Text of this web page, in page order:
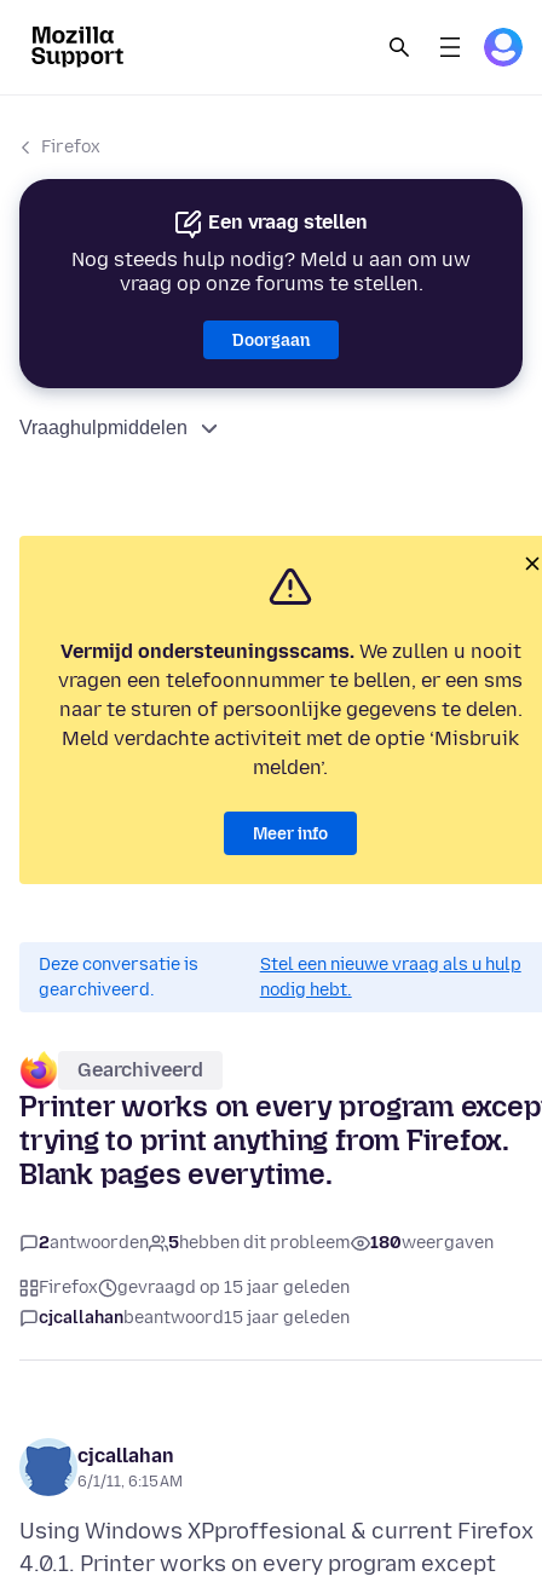
Firefox
Een vraag stellen
Nog steeds hulp nodig? Meld u aan om uw
vraag op onze forums te stellen.
Doorgaan
Vraaghulpmiddelen
Vermijd ondersteuningsscams.We zullen u nooit
vragen een telefoonnummer te bellen, er een sms
naar te sturen of persoonlijke gegevens te delen.
Meld verdachte activiteit met de optie ‘Misbruik
melden’.
Meer info
Deze conversatie is
gearchiveerd.
Stel een nieuwe vraag als u hulp
nodig hebt.
Gearchiveerd
Printer works on every program
trying to print anything from Firefox.
Blank pages everytime.
2antwoorden 5hebben dit probleem 180weergaven
Firefox
gevraagd op 15 jaar geleden
cjcallahanbeantwoord15 jaar geleden
cjcallahan
6/1/11, 6:15 AM
Using Windows XPproffesional & current Firefox
4.0.1. Printer works on every program except